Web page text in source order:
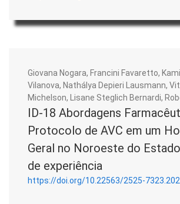
Giovana Nogara, Francini Favaretto,
Vilanova, Nathálya Depieri Lausmann,
Michelson, Lisane Steglich Bernardi,
ID-18 Abordagens
Protocolo de AVC em um
Geral no Noroeste do
de experiência
https://doi.org/10.22563/2525-